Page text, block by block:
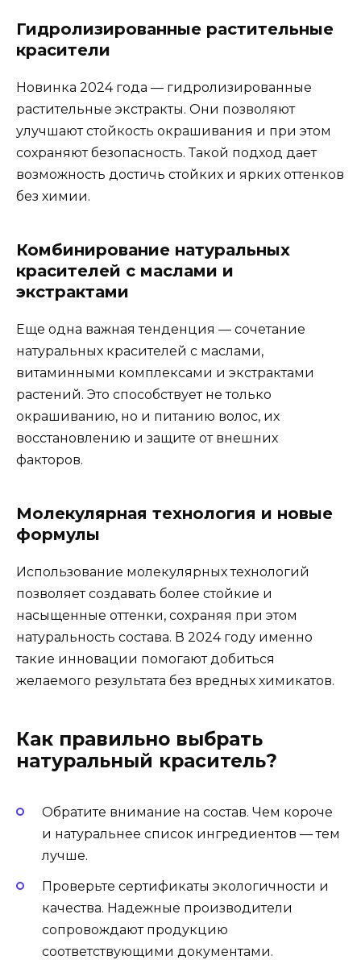
Гидролизированные растительные
красители
Новинка 2024 года — гидролизированные
растительные экстракты. Они позволяют
улучшают стойкость окрашивания и при этом
сохраняют безопасность. Такой подход дает
возможность достичь стойких и ярких оттенков
без химии.
Комбинирование натуральных
красителей с маслами и
экстрактами
Еще одна важная тенденция — сочетание
натуральных красителей с маслами,
витаминными комплексами и экстрактами
растений. Это способствует не только
окрашиванию, но и питанию волос, их
восстановлению и защите от внешних
факторов.
Молекулярная технология и новые
формулы
Использование молекулярных технологий
позволяет создавать более стойкие и
насыщенные оттенки, сохраняя при этом
натуральность состава. В 2024 году именно
такие инновации помогают добиться
желаемого результата без вредных химикатов.
Как правильно выбрать
натуральный краситель?
Обратите внимание на состав. Чем короче
и натуральнее список ингредиентов — тем
лучше.
Проверьте сертификаты экологичности и
качества. Надежные производители
сопровождают продукцию
соответствующими документами.